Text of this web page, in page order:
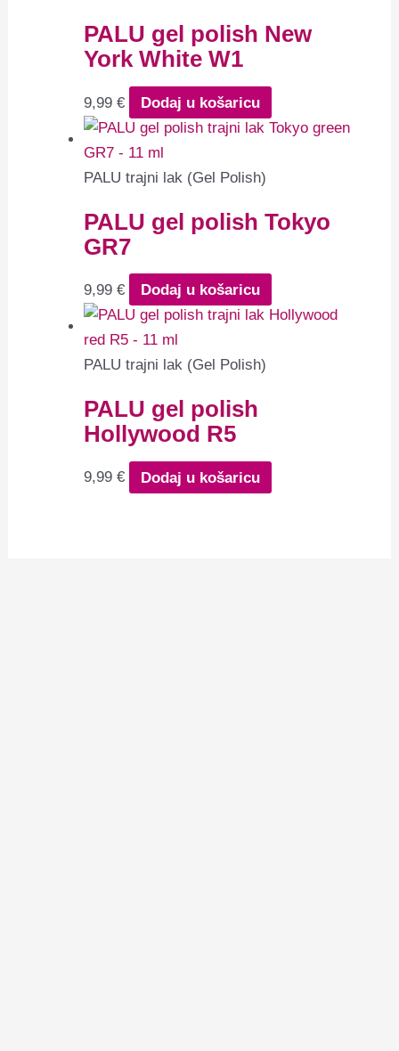
PALU gel polish New
York White W1
9,99€ Dodaj u košaricu
PALU trajni lak (Gel Polish)
PALU gel polish Tokyo
GR7
9,99€ Dodaj u košaricu
PALU trajni lak (Gel Polish)
PALU gel polish
Hollywood R5
9,99€ Dodaj u košaricu